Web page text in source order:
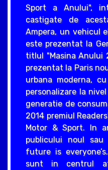
Sport a Anului",
castigate de
Ampera, un vehicul
este prezentat la
titlul "Masina Anului
prezentat la Paris
urbana moderna,
personalizare la
generatie de
2014 premiul
Motor & Sport. In
publicului noul
future is
sunt in centrul